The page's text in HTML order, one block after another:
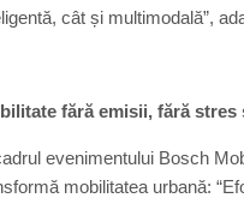
cât și multimodală”,
fără emisii, fără stres
evenimentului Bosch
mobilitatea urbană: